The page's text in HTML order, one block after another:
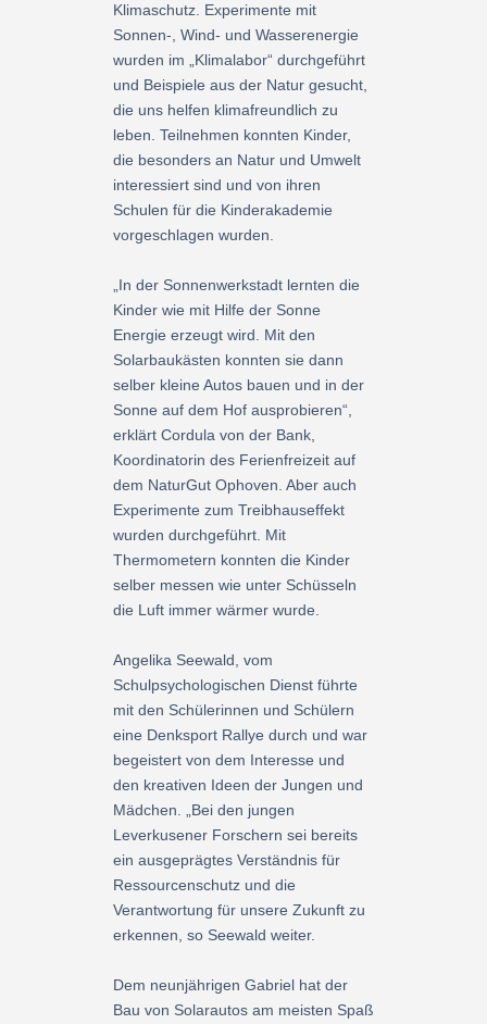
Klimaschutz. Experimente mit
Sonnen-, Wind- und Wasserenergie
wurden im „Klimalabor“ durchgeführt
und Beispiele aus der Natur gesucht,
die uns helfen klimafreundlich zu
leben. Teilnehmen konnten Kinder,
die besonders an Natur und Umwelt
interessiert sind und von ihren
Schulen für die Kinderakademie
vorgeschlagen wurden.
„In der Sonnenwerkstadt lernten die
Kinder wie mit Hilfe der Sonne
Energie erzeugt wird. Mit den
Solarbaukästen konnten sie dann
selber kleine Autos bauen und in der
Sonne auf dem Hof ausprobieren“,
erklärt Cordula von der Bank,
Koordinatorin des Ferienfreizeit auf
dem NaturGut Ophoven. Aber auch
Experimente zum Treibhauseffekt
wurden durchgeführt. Mit
Thermometern konnten die Kinder
selber messen wie unter Schüsseln
die Luft immer wärmer wurde.
Angelika Seewald, vom
Schulpsychologischen Dienst führte
mit den Schülerinnen und Schülern
eine Denksport Rallye durch und war
begeistert von dem Interesse und
den kreativen Ideen der Jungen und
Mädchen. „Bei den jungen
Leverkusener Forschern sei bereits
ein ausgeprägtes Verständnis für
Ressourcenschutz und die
Verantwortung für unsere Zukunft zu
erkennen, so Seewald weiter.
Dem neunjährigen Gabriel hat der
Bau von Solarautos am meisten Spaß